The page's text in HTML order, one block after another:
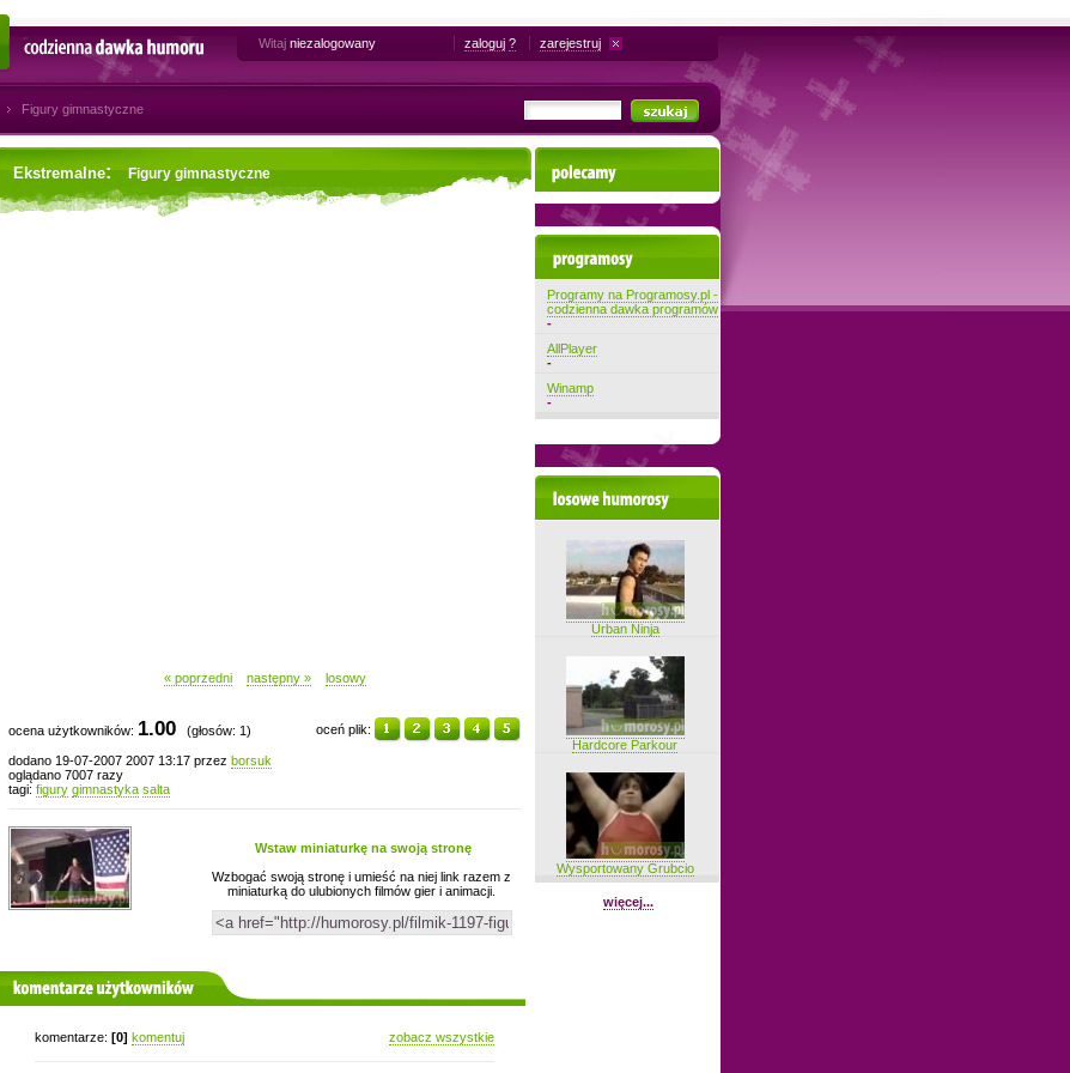
Codzienna dawka humoru
Witaj niezalogowany zaloguj ? zarejestruj
Figury gimnastyczne
Ekstremalne: Figury gimnastyczne
« poprzedni następny » losowy
ocena użytkowników: 1.00 (głosów: 1) oceń plik:
dodano 19-07-2007 2007 13:17 przez borsuk
oglądano 7007 razy
tagi: figury gimnastyka salta
Wstaw miniaturkę na swoją stronę
Wzbogać swoją stronę i umieść na niej link razem z
miniaturką do ulubionych filmów gier i animacji.
komentarze użytkowników
komentarze: [0] komentuj zobacz wszystkie
Polecamy
Najnowsze programy
Programy na Programosy.pl -
codzienna dawka programów
-
AllPlayer
-
Winamp
-
Losowe filmiki
Urban Ninja
Hardcore Parkour
Wysportowany Grubcio
więcej...